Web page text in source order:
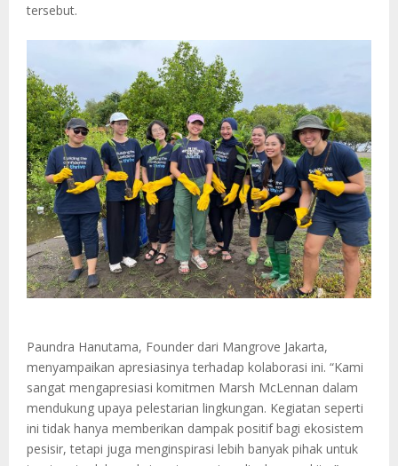
tersebut.
Paundra Hanutama, Founder dari Mangrove Jakarta,
menyampaikan apresiasinya terhadap kolaborasi ini. “Kami
sangat mengapresiasi komitmen Marsh McLennan dalam
mendukung upaya pelestarian lingkungan. Kegiatan seperti
ini tidak hanya memberikan dampak positif bagi ekosistem
pesisir, tetapi juga menginspirasi lebih banyak pihak untuk